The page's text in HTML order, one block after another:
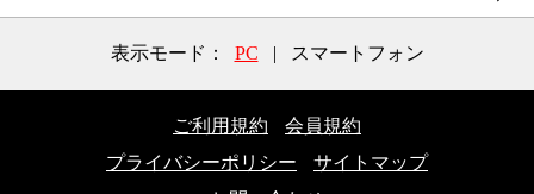
表示モード： PC | スマートフォン
ご利用規約
会員規約
プライバシーポリシー
サイトマップ